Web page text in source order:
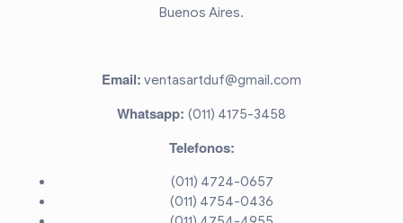
Buenos Aires.
Email: ventasartduf@gmail.com
Whatsapp: (011) 4175-3458
Telefonos:
(011) 4724-0657
(011) 4754-0436